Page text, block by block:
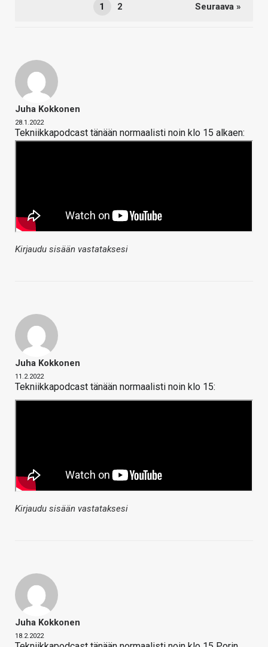
1 2 Seuraava »
Juha Kokkonen
28.1.2022
Tekniikkapodcast tänään normaalisti noin klo 15 alkaen:
Kirjaudu sisään vastataksesi
Juha Kokkonen
11.2.2022
Tekniikkapodcast tänään normaalisti noin klo 15:
Kirjaudu sisään vastataksesi
Juha Kokkonen
18.2.2022